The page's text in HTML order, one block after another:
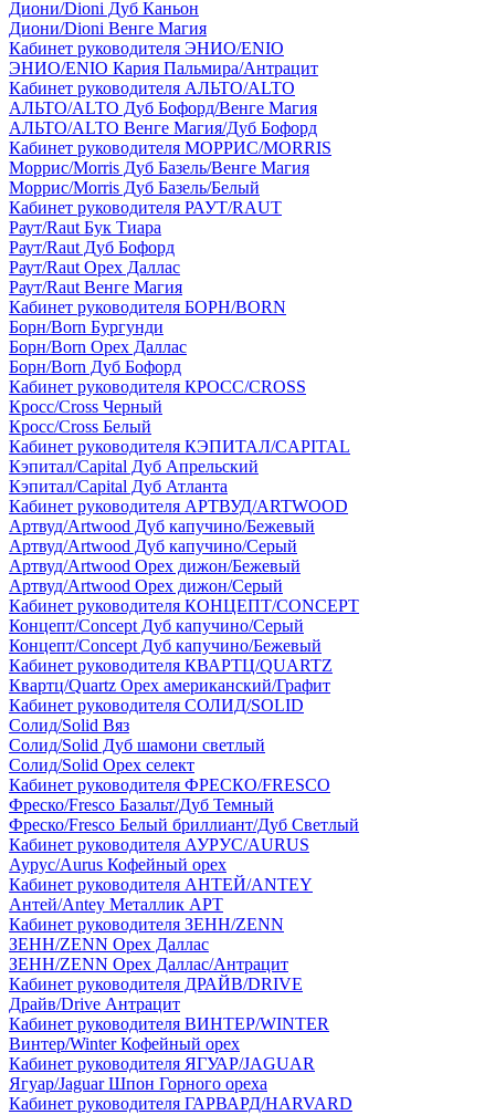
Диони/Dioni Дуб Каньон
Диони/Dioni Венге Магия
Кабинет руководителя ЭНИО/ENIO
ЭНИО/ENIO Кария Пальмира/Антрацит
Кабинет руководителя АЛЬТО/ALTO
АЛЬТО/ALTO Дуб Бофорд/Венге Магия
АЛЬТО/ALTO Венге Магия/Дуб Бофорд
Кабинет руководителя МОРРИС/MORRIS
Моррис/Morris Дуб Базель/Венге Магия
Моррис/Morris Дуб Базель/Белый
Кабинет руководителя РАУТ/RAUT
Раут/Raut Бук Тиара
Раут/Raut Дуб Бофорд
Раут/Raut Орех Даллас
Раут/Raut Венге Магия
Кабинет руководителя БОРН/BORN
Борн/Born Бургунди
Борн/Born Орех Даллас
Борн/Born Дуб Бофорд
Кабинет руководителя КРОСС/CROSS
Кросс/Cross Черный
Кросс/Cross Белый
Кабинет руководителя КЭПИТАЛ/CAPITAL
Кэпитал/Capital Дуб Апрельский
Кэпитал/Capital Дуб Атланта
Кабинет руководителя АРТВУД/ARTWOOD
Артвуд/Artwood Дуб капучино/Бежевый
Артвуд/Artwood Дуб капучино/Серый
Артвуд/Artwood Орех дижон/Бежевый
Артвуд/Artwood Орех дижон/Серый
Кабинет руководителя КОНЦЕПТ/CONCEPT
Концепт/Concept Дуб капучино/Серый
Концепт/Concept Дуб капучино/Бежевый
Кабинет руководителя КВАРТЦ/QUARTZ
Квартц/Quartz Орех американский/Графит
Кабинет руководителя СОЛИД/SOLID
Солид/Solid Вяз
Солид/Solid Дуб шамони светлый
Солид/Solid Орех селект
Кабинет руководителя ФРЕСКО/FRESCO
Фреско/Fresco Базальт/Дуб Темный
Фреско/Fresco Белый бриллиант/Дуб Светлый
Кабинет руководителя АУРУС/AURUS
Аурус/Aurus Кофейный орех
Кабинет руководителя АНТЕЙ/ANTEY
Антей/Antey Металлик АРТ
Кабинет руководителя ЗЕНН/ZENN
ЗЕНН/ZENN Орех Даллас
ЗЕНН/ZENN Орех Даллас/Антрацит
Кабинет руководителя ДРАЙВ/DRIVE
Драйв/Drive Антрацит
Кабинет руководителя ВИНТЕР/WINTER
Винтер/Winter Кофейный орех
Кабинет руководителя ЯГУАР/JAGUAR
Ягуар/Jaguar Шпон Горного ореха
Кабинет руководителя ГАРВАРД/HARVARD